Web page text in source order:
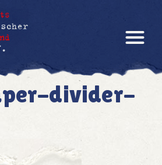
divider-